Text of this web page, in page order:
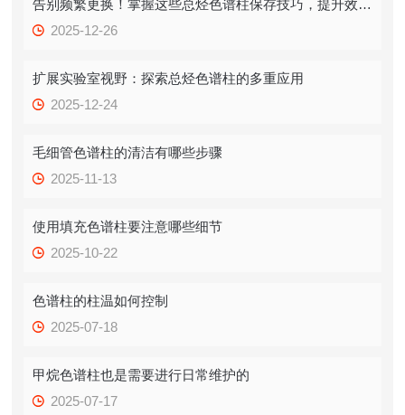
告别频繁更换！掌握这些总烃色谱柱保存技巧，提升效率！
2025-12-26
扩展实验室视野：探索总烃色谱柱的多重应用
2025-12-24
毛细管色谱柱的清洁有哪些步骤
2025-11-13
使用填充色谱柱要注意哪些细节
2025-10-22
色谱柱的柱温如何控制
2025-07-18
甲烷色谱柱也是需要进行日常维护的
2025-07-17